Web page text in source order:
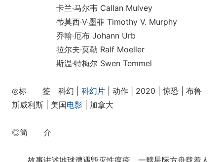
卡兰·马尔韦 Callan Mulvey
蒂莫西·V·墨菲 Timothy V. Murphy
乔翰·厄布 Johann Urb
拉尔夫·莫勒 Ralf Moeller
斯温·特梅尔 Swen Temmel
◎标 签 科幻 | 科幻片 | 动作 | 2020 | 惊恐 | 布鲁
斯威利斯 | 美国电影 | 加拿大
◎简 介